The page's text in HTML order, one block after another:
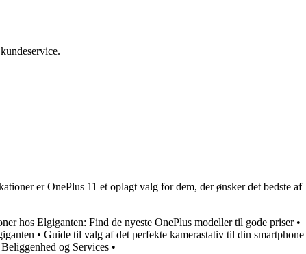
er OnePlus 11 et oplagt valg for dem, der ønsker det bedste af
hos Elgiganten: Find de nyeste OnePlus modeller til gode priser•
• Guide til valg af det perfekte kamerastativ til din smartphone
og Services •